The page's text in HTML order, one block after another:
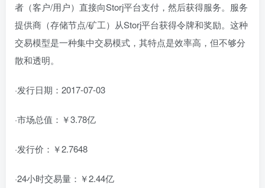
者（客户/用户）直接向Storj平台支付，然后获得服务。服务
提供商（存储节点/矿工）从Storj平台获得令牌和奖励。这种
交易模型是一种集中交易模式，其特点是效率高，但不够分
散和透明。
·发行日期：2017-07-03
·市场总值：￥3.78亿
·发行价：￥2.7648
·24小时交易量：￥2.44亿